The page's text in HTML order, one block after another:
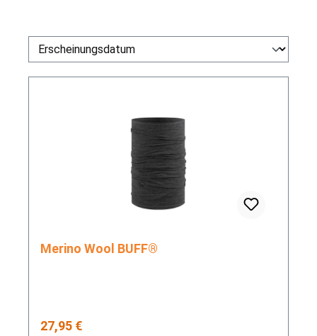
Merino Wool BUFF®
Regulärer Preis:
27,95 €